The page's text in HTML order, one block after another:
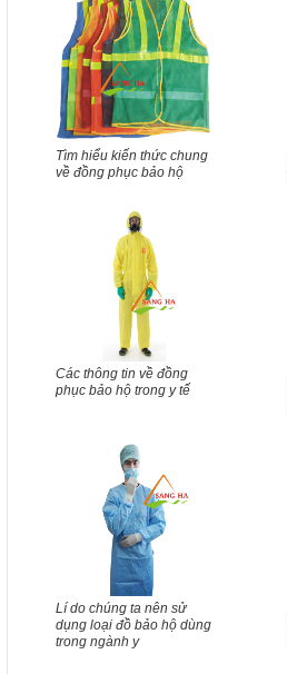
Tìm hiểu kiến thức chung
về đồng phục bảo hộ
Các thông tin về đồng
phục bảo hộ trong y tế
Lí do chúng ta nên sử
dụng loại đồ bảo hộ dùng
trong ngành y